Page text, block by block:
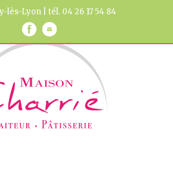
lès-Lyon | tél. 04 26 17 54 84